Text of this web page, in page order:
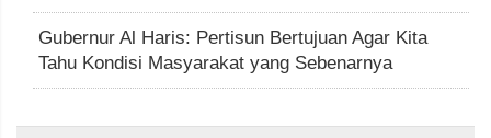
Gubernur Al Haris: Pertisun Bertujuan Agar Kita
Tahu Kondisi Masyarakat yang Sebenarnya